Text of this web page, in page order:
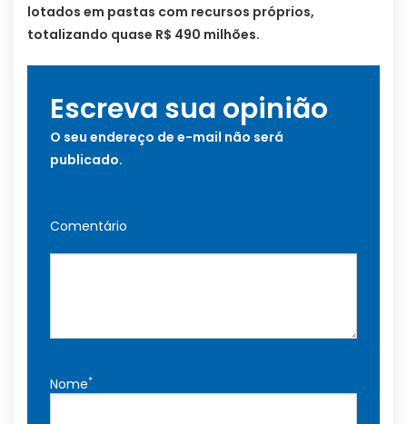
lotados em pastas com recursos próprios,
totalizando quase R$ 490 milhões.
Escreva sua opinião
O seu endereço de e-mail não será
publicado.
Comentário
Nome*